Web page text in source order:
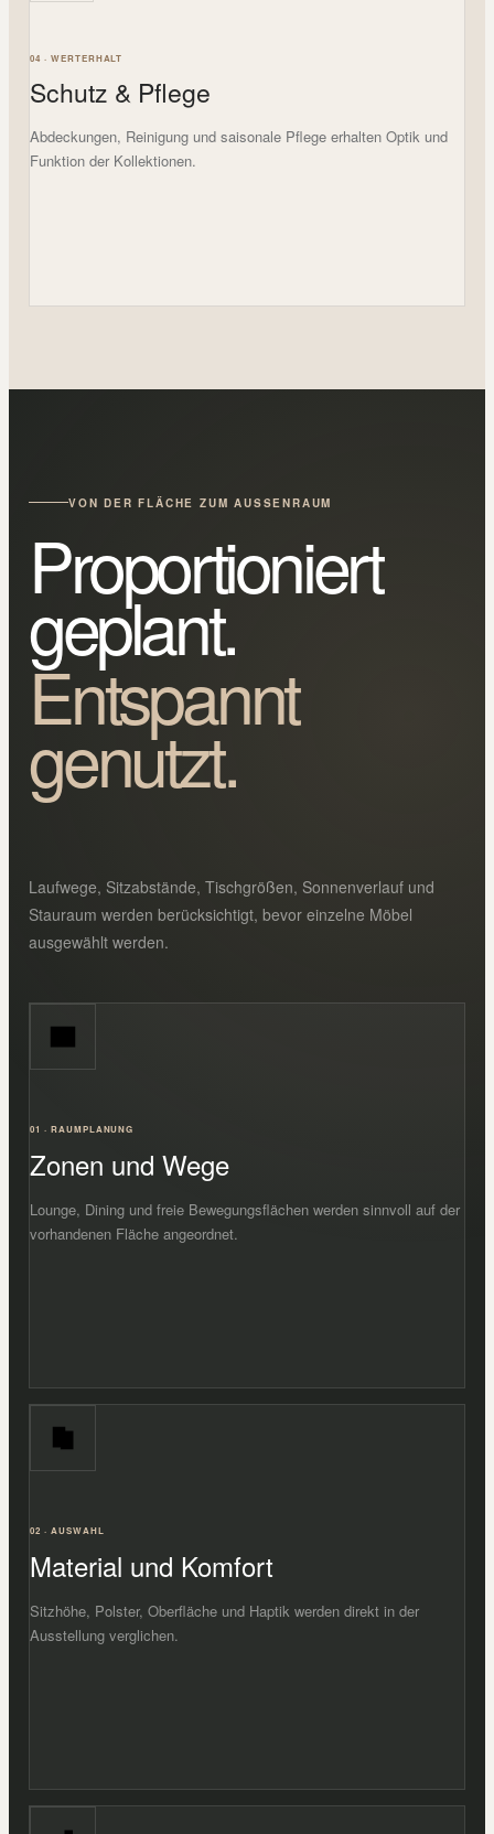
04 · WERTERHALT
Schutz & Pflege
Abdeckungen, Reinigung und saisonale Pflege erhalten Optik und
Funktion der Kollektionen.
VON DER FLÄCHE ZUM AUSSENRAUM
Proportioniert
geplant.
Entspannt
genutzt.
Laufwege, Sitzabstände, Tischgrößen, Sonnenverlauf und
Stauraum werden berücksichtigt, bevor einzelne Möbel
ausgewählt werden.
01 · RAUMPLANUNG
Zonen und Wege
Lounge, Dining und freie Bewegungsflächen werden sinnvoll auf der
vorhandenen Fläche angeordnet.
02 · AUSWAHL
Material und Komfort
Sitzhöhe, Polster, Oberfläche und Haptik werden direkt in der
Ausstellung verglichen.